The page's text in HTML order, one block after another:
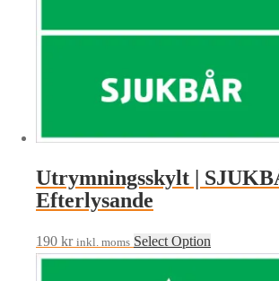
Utrymningsskylt |
Efterlysande
190 kr inkl. moms Select Option